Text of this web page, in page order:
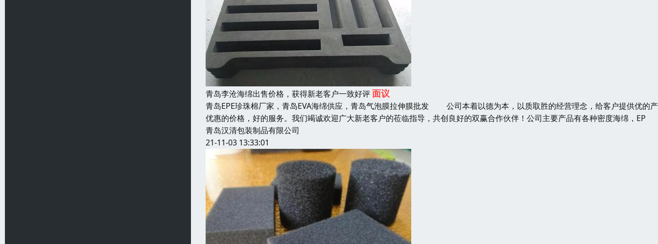
青岛李沧海绵出售价格，获得新老客户一致好评面议
青岛EPE珍珠棉厂家，青岛EVA海绵供应，青岛气泡膜拉伸膜批发 公司本着以德为本，以质取胜的经营理念，给客户提供优的
优惠的价格，好的服务。我们竭诚欢迎广大新老客户的莅临指导，共创良好的双赢合作伙伴！公司主要产品有各种密度海绵，EP
青岛汉清包装制品有限公司
21-11-03 13:33:01